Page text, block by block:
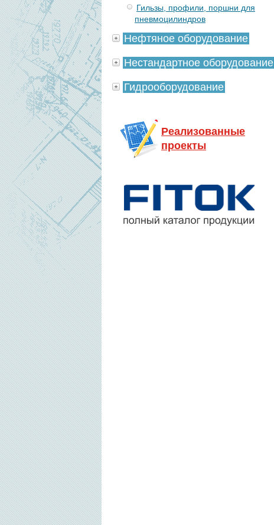
Гильзы, профили, поршни для
пневмоцилиндров
Нефтяное оборудование
Нестандартное оборудование
Гидрооборудование
Реализованные
проекты